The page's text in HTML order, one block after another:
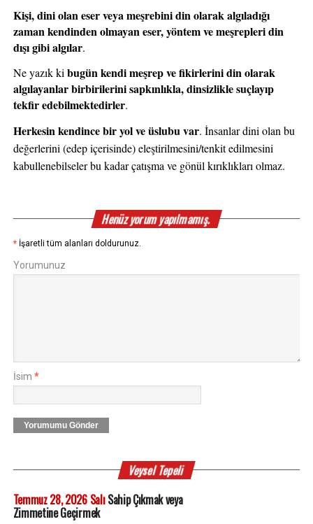
Kişi, dini olan eser veya meşrebini din olarak algıladığı
zaman kendinden olmayan eser, yöntem ve meşrepleri din
dışı gibi algılar.
Ne yazık ki bugün kendi meşrep ve fikirlerini din olarak
algılayanlar birbirilerini sapkınlıkla, dinsizlikle suçlayıp
tekfir edebilmektedirler.
Herkesin kendince bir yol ve üslubu var. İnsanlar dini olan bu
değerlerini (edep içerisinde) eleştirilmesini/tenkit edilmesini
kabullenebilseler bu kadar çatışma ve gönül kırıklıkları olmaz.
Henüz yorum yapılmamış.
* İşaretli tüm alanları doldurunuz.
Yorumunuz
İsim *
Yorumumu Gönder
Veysel Tepeli
Temmuz 28, 2026 SalıSahip Çıkmak veya
Zimmetine Geçirmek